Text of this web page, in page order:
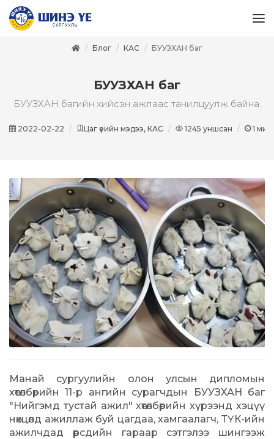
Блог КАС БУУЗХАН баг
БУУЗХАН баг
БУУЗХАН багийн хийсэн ажлаас танилцуулж байна.
2022-02-22 Цаг үеийн мэдээ, КАС 1245 уншсан 1
Манай сургуулийн олон улсын дипломын
хөтөлбөрийн 11-р ангийн сурагчдын БУУЗХАН баг
"Нийгэмд тустай ажил" хөтөлбөрийн хүрээнд хэцүү
нөхцөлд ажиллаж буй цагдаа, хамгаалагч, ТҮК-ийн
ажилчдад өөрсдийн гараар сэтгэлээ шингээж